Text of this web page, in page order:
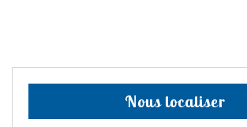
Nous localiser